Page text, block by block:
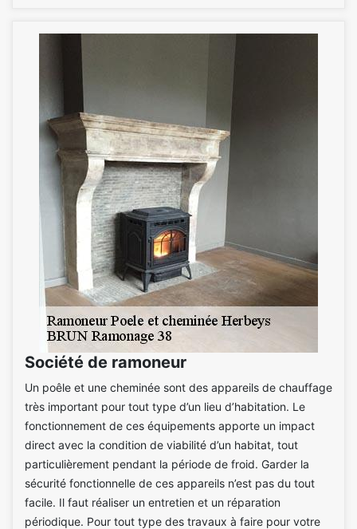
Société de ramoneur
Un poêle et une cheminée sont des appareils de chauffage
très important pour tout type d’un lieu d’habitation. Le
fonctionnement de ces équipements apporte un impact
direct avec la condition de viabilité d’un habitat, tout
particulièrement pendant la période de froid. Garder la
sécurité fonctionnelle de ces appareils n’est pas du tout
facile. Il faut réaliser un entretien et un réparation
périodique. Pour tout type des travaux à faire pour votre